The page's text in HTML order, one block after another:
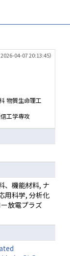
04-07 20:13:45）
物質生命理工
工学専攻
、機能材料, ナ
用科学, 分析化
放電プラズ